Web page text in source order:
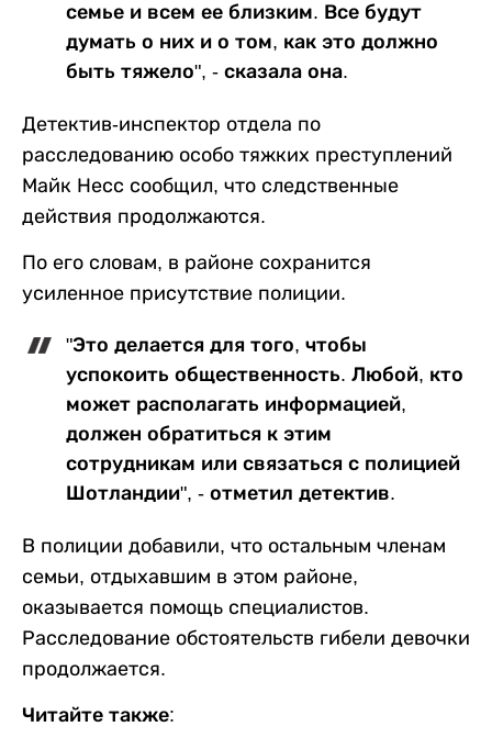
семье и всем ее близким. Все будут
думать о них и о том, как это должно
быть тяжело", - сказала она.
Детектив-инспектор отдела по
расследованию особо тяжких преступлений
Майк Несс сообщил, что следственные
действия продолжаются.
По его словам, в районе сохранится
усиленное присутствие полиции.
"Это делается для того, чтобы
успокоить общественность. Любой, кто
может располагать информацией,
должен обратиться к этим
сотрудникам или связаться с полицией
Шотландии", - отметил детектив.
В полиции добавили, что остальным членам
семьи, отдыхавшим в этом районе,
оказывается помощь специалистов.
Расследование обстоятельств гибели девочки
продолжается.
Читайте также: